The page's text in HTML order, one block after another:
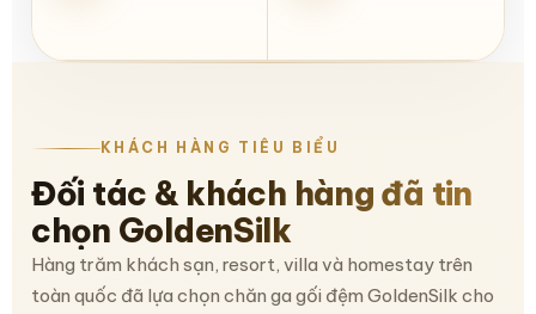
KHÁCH HÀNG TIÊU BIỂU
Đối tác & khách hàng đã tin
chọn GoldenSilk
Hàng trăm khách sạn, resort, villa và homestay trên
toàn quốc đã lựa chọn chăn ga gối đệm GoldenSilk cho